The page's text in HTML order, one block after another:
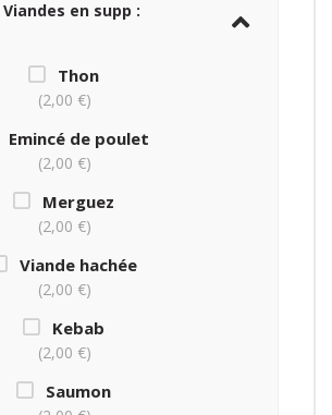
Viandes en supp :
Thon
2,00 €
Emincé de poulet
2,00 €
Merguez
2,00 €
Viande hachée
2,00 €
Kebab
2,00 €
Saumon